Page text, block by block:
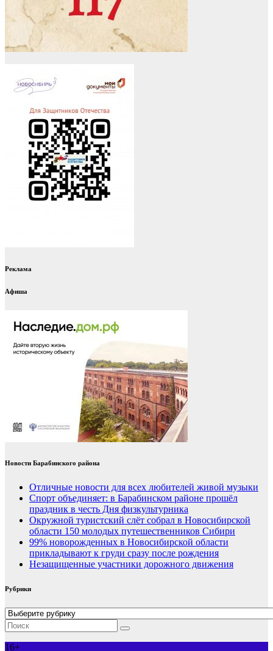
Реклама
Афиша
Новости Барабинского района
Отличные новости для всех любителей живой музыки
Спорт объединяет: в Барабинском районе прошёл
праздник в честь Дня физкультурника
Окружной туристский слёт собрал в Новосибирской
области 150 молодых путешественников Сибири
99% новорожденных в Новосибирской области
прикладывают к груди сразу после рождения
Незащищенные участники дорожного движения
Рубрики
Рубрики
16+